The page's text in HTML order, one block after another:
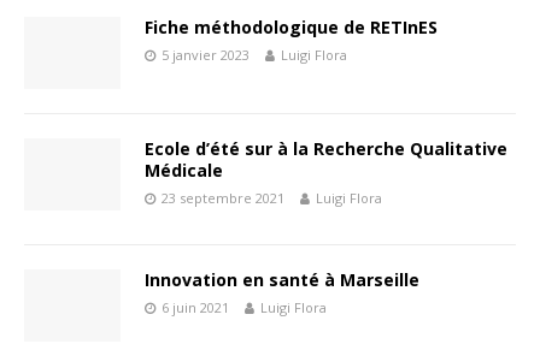
Fiche méthodologique de RETInES
5 janvier 2023 Luigi Flora
Ecole d’été sur à la Recherche Qualitative
Médicale
23 septembre 2021 Luigi Flora
Innovation en santé à Marseille
6 juin 2021 Luigi Flora